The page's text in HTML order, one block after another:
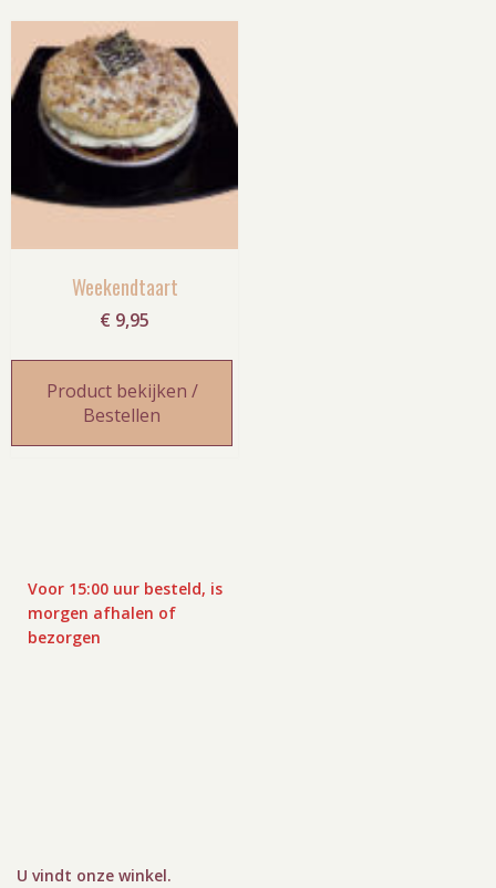
Weekendtaart
€ 9,95
Product bekijken /
Bestellen
Voor 15:00 uur besteld, is
morgen afhalen of
bezorgen
U vindt onze winkel.